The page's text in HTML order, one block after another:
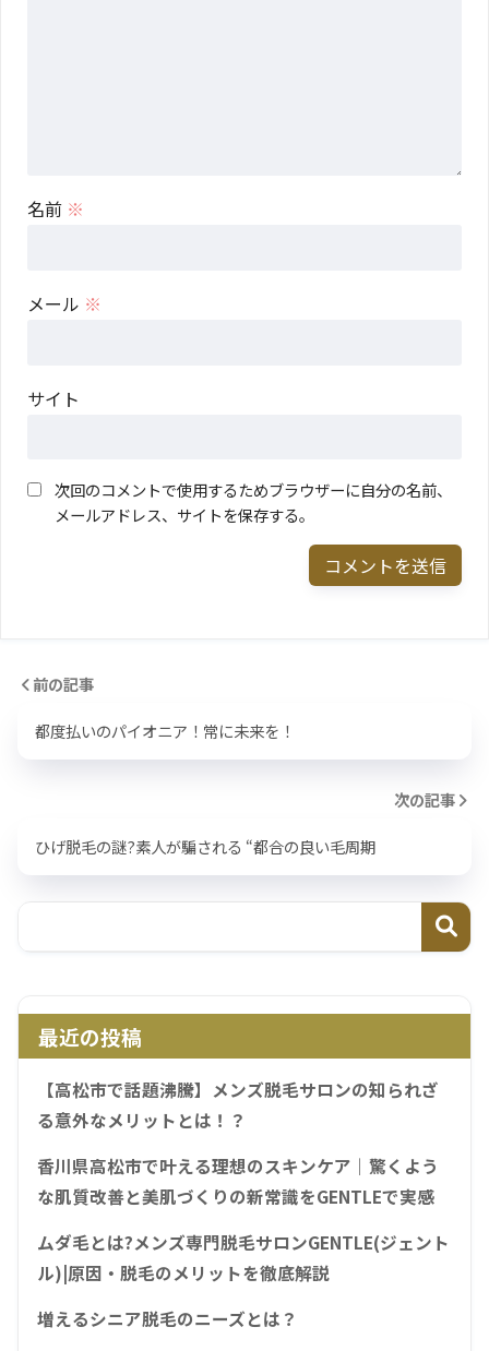
名前 ※
メール ※
サイト
次回のコメントで使用するためブラウザーに自分の名前、
メールアドレス、サイトを保存する。
前の記事
都度払いのパイオニア！常に未来を！
次の記事
ひげ脱毛の謎?素人が騙される “都合の良い毛周期
最近の投稿
【高松市で話題沸騰】メンズ脱毛サロンの知られざ
る意外なメリットとは！？
香川県高松市で叶える理想のスキンケア｜驚くよう
な肌質改善と美肌づくりの新常識をGENTLEで実感
ムダ毛とは?メンズ専門脱毛サロンGENTLE(ジェント
ル)|原因・脱毛のメリットを徹底解説
増えるシニア脱毛のニーズとは？